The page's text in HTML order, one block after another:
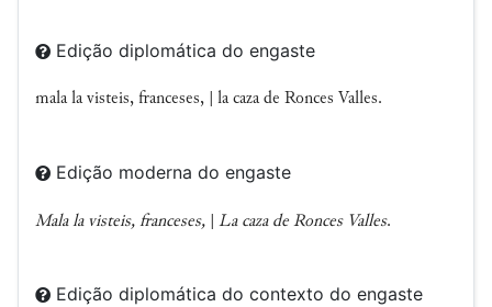
Edição diplomática do engaste
mala la visteis, franceses, | la caza de Ronces Valles.
Edição moderna do engaste
Mala la visteis, franceses, La caza de Ronces Valles.
Edição diplomática do contexto do engaste